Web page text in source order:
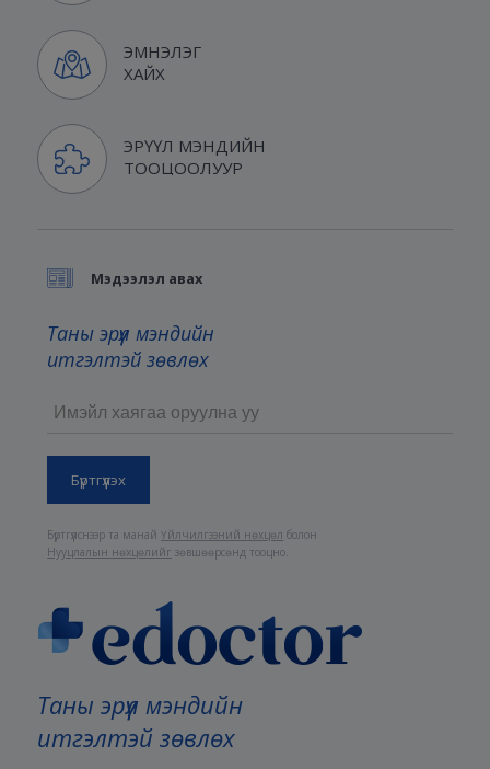
ЭМНЭЛЭГ
ХАЙХ
ЭРҮҮЛ МЭНДИЙН
ТООЦООЛУУР
Таны эрүүл мэндийн
итгэлтэй зөвлөх
Мэдээлэл авах
Таны эрүүл мэндийн
итгэлтэй зөвлөх
Бүртгүүлснээр та манайҮйлчилгээний нөхцөл болон
Нууцлалын нөхцөлийг зөвшөөрсөнд тооцно.